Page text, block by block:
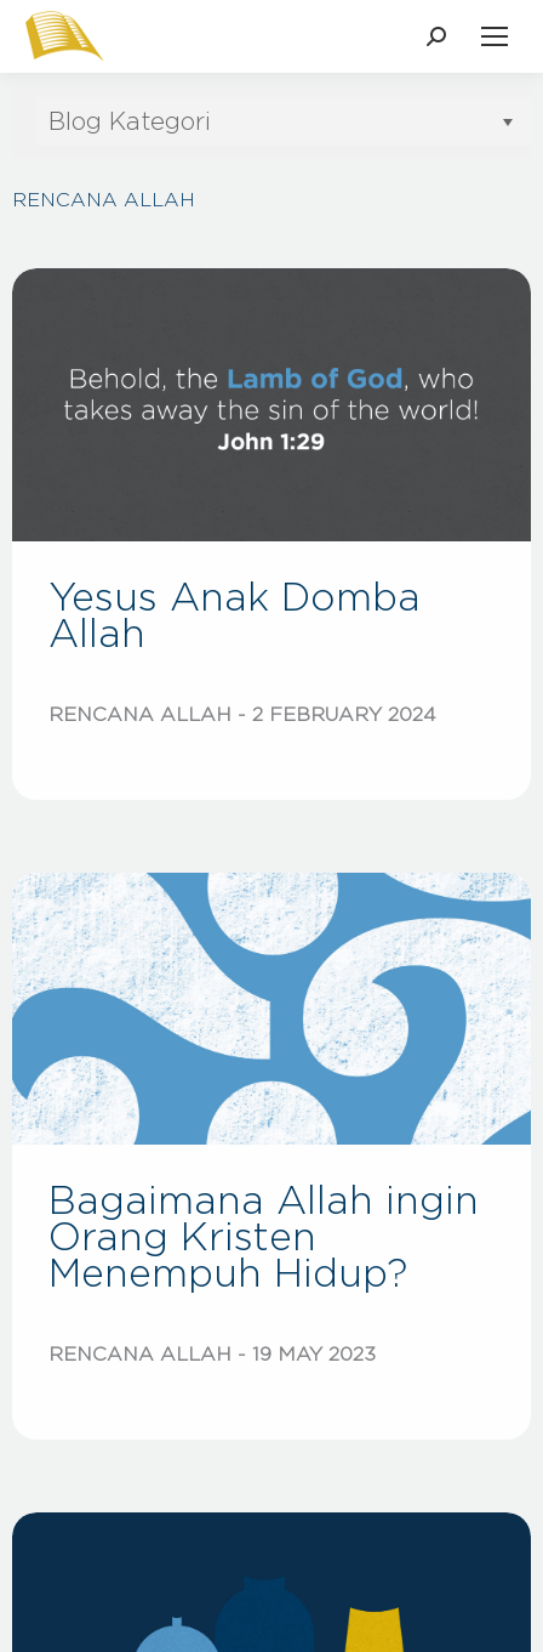
Blog Kategori
RENCANA ALLAH
Yesus Anak Domba
Allah
RENCANA ALLAH 2 FEBRUARY 2024
Bagaimana Allah ingin
Orang Kristen
Menempuh Hidup?
RENCANA ALLAH 19 MAY 2023